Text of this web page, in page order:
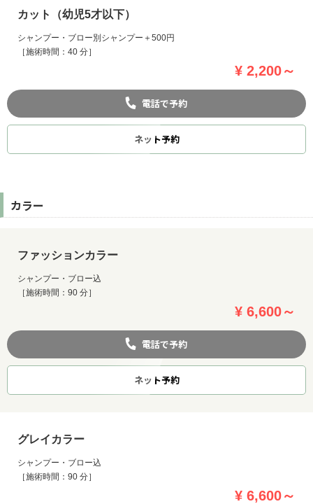
カット（幼児5才以下）
シャンプー・ブロー別シャンプー＋500円
［施術時間：40 分］
¥ 2,200～
電話で予約
ネット予約
カラー
ファッションカラー
シャンプー・ブロー込
［施術時間：90 分］
¥ 6,600～
電話で予約
ネット予約
グレイカラー
シャンプー・ブロー込
［施術時間：90 分］
¥ 6,600～